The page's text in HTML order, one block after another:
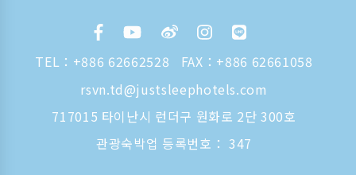
TEL： +886 62662528
FAX：+886 62661058
rsvn.td@justsleephotels.com
717015 타이난시 런더구 원화로 2단 300호
관광숙박업 등록번호： 347